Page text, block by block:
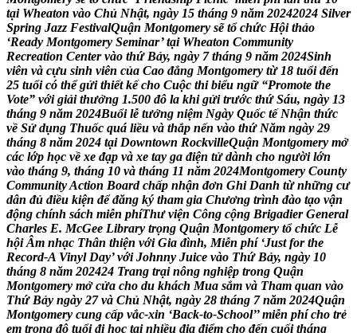
tại Wheaton vào Chủ Nhật, ngày 15 tháng 9 năm 20242024 Silver
Spring Jazz FestivalQuận Montgomery sẽ tổ chức Hội thảo
‘Ready Montgomery Seminar’ tại Wheaton Community
Recreation Center vào thứ Bảy, ngày 7 tháng 9 năm 2024Sinh
viên và cựu sinh viên của Cao đẳng Montgomery từ 18 tuổi đến
25 tuổi có thể gửi thiết kế cho Cuộc thi biểu ngữ “Promote the
Vote” với giải thưởng 1.500 đô la khi gửi trước thứ Sáu, ngày 13
tháng 9 năm 2024Buổi lễ tưởng niệm Ngày Quốc tế Nhận thức
về Sử dụng Thuốc quá liều và thắp nến vào thứ Năm ngày 29
tháng 8 năm 2024 tại Downtown RockvilleQuận Montgomery mở
các lớp học về xe đạp và xe tay ga điện tử dành cho người lớn
vào tháng 9, tháng 10 và tháng 11 năm 2024Montgomery County
CommunityAction Board chấp nhận đơn Ghi Danh từ những cư
dân đủ điều kiện để đăng ký tham gia Chương trình đào tạo vận
động chính sách miễn phíThư viện Công cộng Brigadier General
Charles E. McGee Library trọng Quận Montgomery tổ chức Lễ
hội Âm nhạc Thân thiện với Gia đình, Miễn phí ‘Just for the
Record-A Vinyl Day’ với Johnny Juice vào Thứ Bảy, ngày 10
tháng 8 năm 202424 Trang trại nông nghiệp trong Quận
Montgomery mở cửa cho du khách Mua sắm và Tham quan vào
Thứ Bảy ngày 27 và Chủ Nhật, ngày 28 tháng 7 năm 2024Quận
Montgomery cung cấp vắc-xin ‘Back-to-School’’ miễn phí cho trẻ
em trong độ tuổi đi học tại nhiều địa điểm cho đến cuối tháng